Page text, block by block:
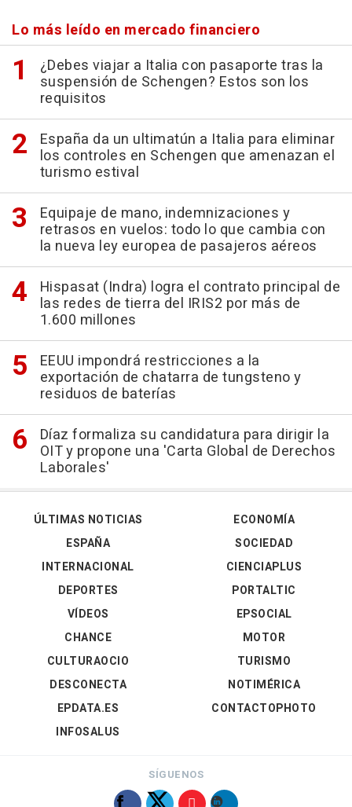
Lo más leído en mercado financiero
¿Debes viajar a Italia con pasaporte tras la
suspensión de Schengen? Estos son los
requisitos
España da un ultimatún a Italia para eliminar
los controles en Schengen que amenazan el
turismo estival
Equipaje de mano, indemnizaciones y
retrasos en vuelos: todo lo que cambia con
la nueva ley europea de pasajeros aéreos
Hispasat (Indra) logra el contrato principal de
las redes de tierra del IRIS2 por más de
1.600 millones
EEUU impondrá restricciones a la
exportación de chatarra de tungsteno y
residuos de baterías
Díaz formaliza su candidatura para dirigir la
OIT y propone una 'Carta Global de Derechos
Laborales'
ÚLTIMAS NOTICIAS
ESPAÑA
INTERNACIONAL
DEPORTES
VÍDEOS
ECONOMÍA
SOCIEDAD
CIENCIAPLUS
PORTALTIC
EPSOCIAL
CHANCE
CULTURAOCIO
DESCONECTA
EPDATA.ES
INFOSALUS
MOTOR
TURISMO
NOTIMÉRICA
CONTACTOPHOTO
SÍGUENOS